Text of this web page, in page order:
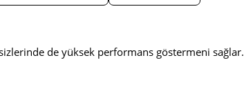
de yüksek performans göstermeni sağlar.